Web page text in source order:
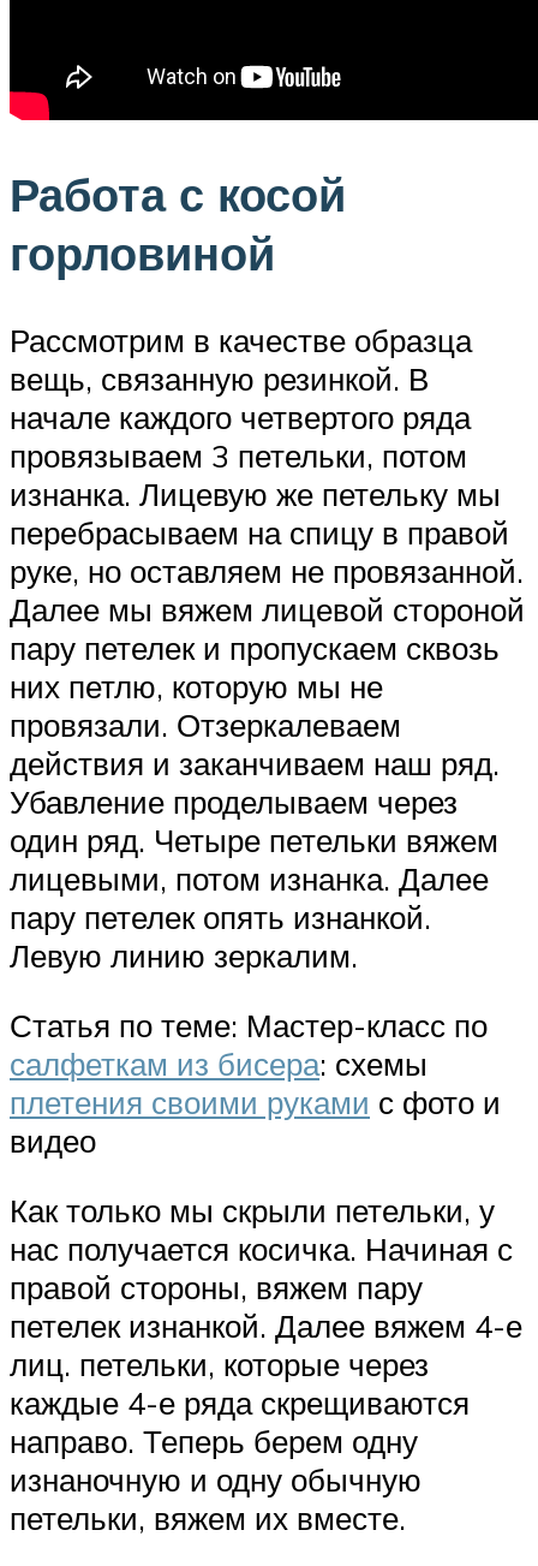
Работа с косой
горловиной
Рассмотрим в качестве образца
вещь, связанную резинкой. В
начале каждого четвертого ряда
провязываем 3 петельки, потом
изнанка. Лицевую же петельку мы
перебрасываем на спицу в правой
руке, но оставляем не провязанной.
Далее мы вяжем лицевой стороной
пару петелек и пропускаем сквозь
них петлю, которую мы не
провязали. Отзеркалеваем
действия и заканчиваем наш ряд.
Убавление проделываем через
один ряд. Четыре петельки вяжем
лицевыми, потом изнанка. Далее
пару петелек опять изнанкой.
Левую линию зеркалим.
Статья по теме: Мастер-класс по
салфеткам из бисера: схемы
плетения своими руками с фото и
видео
Как только мы скрыли петельки, у
нас получается косичка. Начиная с
правой стороны, вяжем пару
петелек изнанкой. Далее вяжем 4-е
лиц. петельки, которые через
каждые 4-е ряда скрещиваются
направо. Теперь берем одну
изнаночную и одну обычную
петельки, вяжем их вместе.